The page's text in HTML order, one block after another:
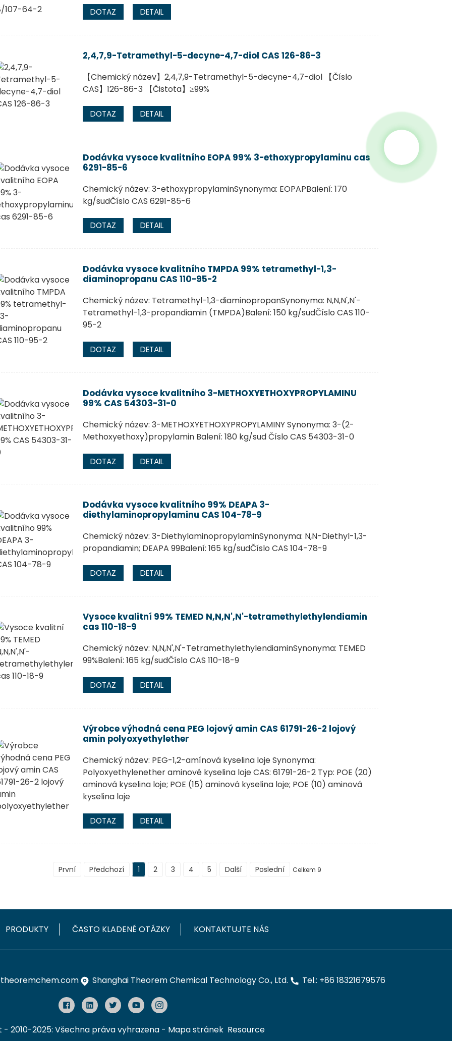
DOTAZ DETAIL
2,4,7,9-Tetramethyl-5-decyne-4,7-diol CAS 126-86-3
【Chemický název】2,4,7,9-Tetramethyl-5-decyne-4,7-diol 【Číslo
CAS】126-86-3 【Čistota】≥99%
DOTAZ DETAIL
Dodávka vysoce kvalitního EOPA 99% 3-ethoxypropylaminu cas
6291-85-6
Chemický název: 3-ethoxypropylaminSynonyma: EOPAPBalení: 170
kg/sudČíslo CAS 6291-85-6
DOTAZ DETAIL
Dodávka vysoce kvalitního TMPDA 99% tetramethyl-1,3-
diaminopropanu CAS 110-95-2
Chemický název: Tetramethyl-1,3-diaminopropanSynonyma: N,N,N',N'-
Tetramethyl-1,3-propandiamin (TMPDA)Balení: 150 kg/sudČíslo CAS 110-
95-2
DOTAZ DETAIL
Dodávka vysoce kvalitního 3-METHOXYETHOXYPROPYLAMINU
99% CAS 54303-31-0
Chemický název: 3-METHOXYETHOXYPROPYLAMINY Synonyma: 3-(2-
Methoxyethoxy)propylamin Balení: 180 kg/sud Číslo CAS 54303-31-0
DOTAZ DETAIL
Dodávka vysoce kvalitního 99% DEAPA 3-
diethylaminopropylaminu CAS 104-78-9
Chemický název: 3-DiethylaminopropylaminSynonyma: N,N-Diethyl-1,3-
propandiamin; DEAPA 99Balení: 165 kg/sudČíslo CAS 104-78-9
DOTAZ DETAIL
Vysoce kvalitní 99% TEMED N,N,N',N'-tetramethylethylendiamin
cas 110-18-9
Chemický název: N,N,N',N'-TetramethylethylendiaminSynonyma: TEMED
99%Balení: 165 kg/sudČíslo CAS 110-18-9
DOTAZ DETAIL
Výrobce výhodná cena PEG lojový amin CAS 61791-26-2 lojový
amin polyoxyethylether
Chemický název: PEG-1,2-amínová kyselina loje Synonyma:
Polyoxyethylenether aminové kyselina loje CAS: 61791-26-2 Typ: POE (20)
aminová kyselina loje; POE (15) aminová kyselina loje; POE (10) aminová
kyselina loje
DOTAZ DETAIL
První Předchozí 1 2 3 4 5 Další Poslední Celkem 9
PRODUKTY ČASTO KLADENÉ OTÁZKY KONTAKTUJTE NÁS
Shanghai Theorem Chemical Technology Co., Ltd. Tel.: +86 18321679576
2010-2025: Všechna práva vyhrazena - Mapa stránek Resource